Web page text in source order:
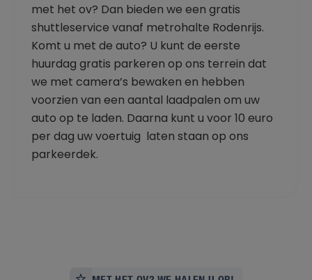
met het ov? Dan bieden we een gratis
shuttleservice vanaf metrohalte Rodenrijs.
Komt u met de auto? U kunt de eerste
huurdag gratis parkeren op ons terrein dat
we met camera’s bewaken en hebben
voorzien van een aantal laadpalen om uw
auto op te laden. Daarna kunt u voor 10 euro
per dag uw voertuig laten staan op ons
parkeerdek.